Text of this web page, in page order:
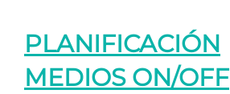
PLANIFICACIÓN
MEDIOS ON/OFF